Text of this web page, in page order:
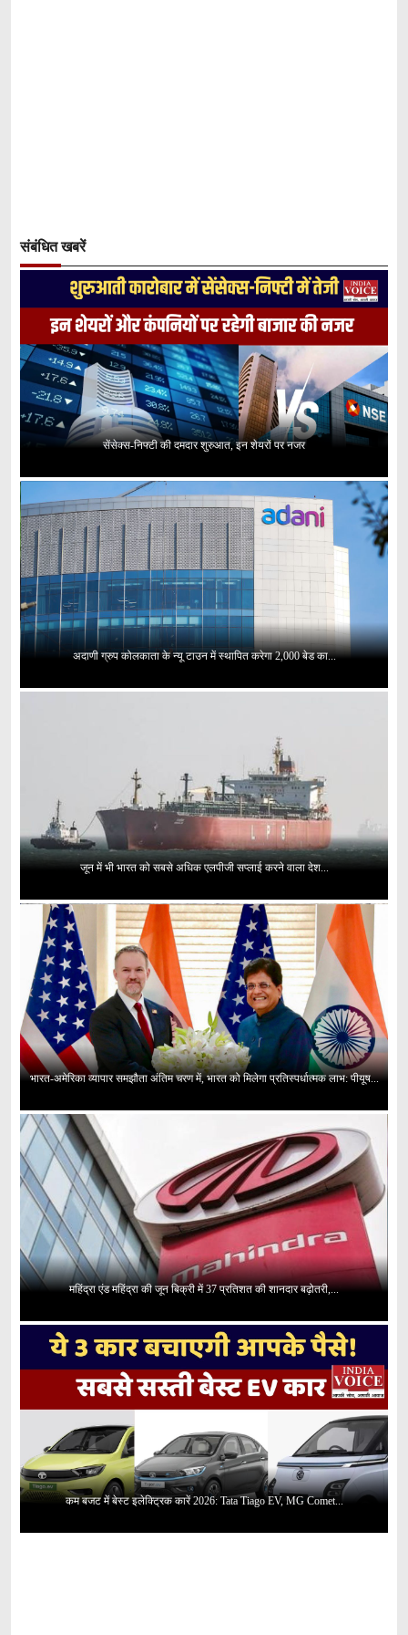
संबंधित खबरें
सेंसेक्स-निफ्टी की दमदार शुरुआत, इन शेयरों पर नजर
अदाणी ग्रुप कोलकाता के न्यू टाउन में स्थापित करेगा 2,000 बेड का...
जून में भी भारत को सबसे अधिक एलपीजी सप्लाई करने वाला देश...
भारत-अमेरिका व्यापार समझौता अंतिम चरण में, भारत को मिलेगा प्रतिस्पर्धात्मक लाभ: पीयूष...
महिंद्रा एंड महिंद्रा की जून बिक्री में 37 प्रतिशत की शानदार बढ़ोतरी,...
कम बजट में बेस्ट इलेक्ट्रिक कारें 2026: Tata Tiago EV, MG Comet...